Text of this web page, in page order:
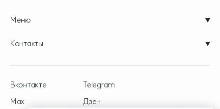
Меню
Контакты
Вконтакте
Telegram
Max
Дзен